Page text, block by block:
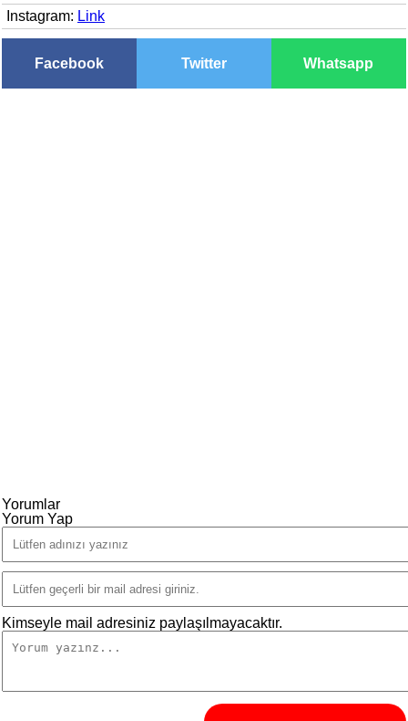
Instagram: Link
Facebook Twitter Whatsapp
Yorumlar
Yorum Yap
Kimseyle mail adresiniz paylaşılmayacaktır.